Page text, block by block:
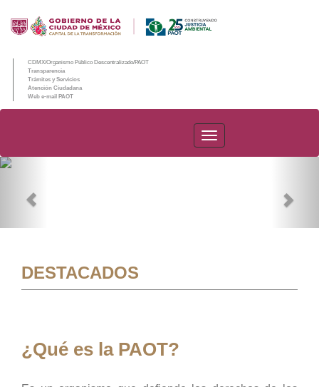
CDMX/Organismo Público Descentralizado/PAOT
Transparencia
Trámites y Servicios
Atención Ciudadana
Web e-mail PAOT
PAOT
DESTACADOS
¿Qué es la PAOT?